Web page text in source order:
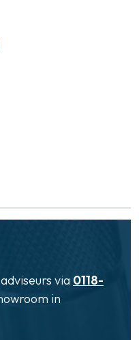
via 0118-
in